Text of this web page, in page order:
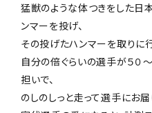
猛獣のような体つきをした日
ンマーを投げ、
その投げたハンマーを取りに
自分の倍ぐらいの選手が５０
担いで、
のしのしっと走って選手にお届